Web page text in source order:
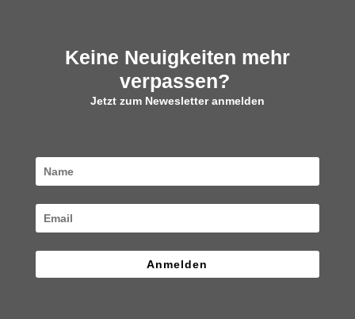
Keine Neuigkeiten mehr
verpassen?
Jetzt zum Newesletter anmelden
Anmelden